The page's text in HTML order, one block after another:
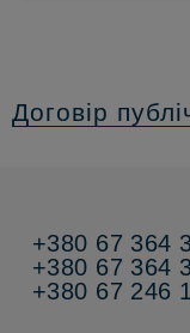
Договір
+380 67 364
+380 67 364
+380 67 246